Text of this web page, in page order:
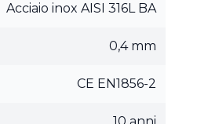
Acciaio inox AISI 316L BA
0,4 mm
CE EN1856-2